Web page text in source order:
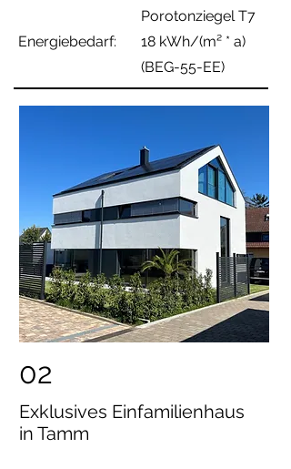
Energiebedarf:
Porotonziegel T7
18 kWh/(m² * a)
(BEG-55-EE)
02
Exklusives Einfamilienhaus
in Tamm